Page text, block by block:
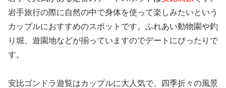
岩手旅行の際に自然の中で身体を使って楽しみたいという
カップルにおすすめのスポットです。ふれあい動物園や釣
り堀、遊園地などが揃っていますのでデートにぴったりで
す。
安比ゴンドラ遊覧はカップルに大人気で、四季折々の風景